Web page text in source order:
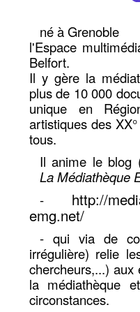
né à Grenoble
l'Espace
Belfort.
Il y gère la
plus de 10 000
unique en
artistiques des
tous.
Il anime le blog
La Médiathèque
-
http://
emg.net/
- qui via de
irrégulière) relie
chercheurs,...)
la médiathèque
circonstances.